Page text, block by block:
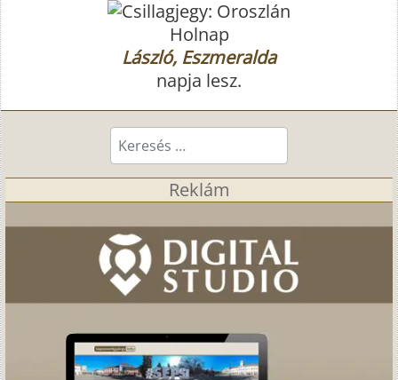
Holnap
László, Eszmeralda
napja lesz.
Keresés...
Reklám